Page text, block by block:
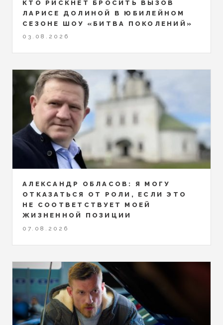
КТО РИСКНЁТ БРОСИТЬ ВЫЗОВ
ЛАРИСЕ ДОЛИНОЙ В ЮБИЛЕЙНОМ
СЕЗОНЕ ШОУ «БИТВА ПОКОЛЕНИЙ»
03.08.2026
АЛЕКСАНДР ОБЛАСОВ: Я МОГУ
ОТКАЗАТЬСЯ ОТ РОЛИ, ЕСЛИ ЭТО
НЕ СООТВЕТСТВУЕТ МОЕЙ
ЖИЗНЕННОЙ ПОЗИЦИИ
07.08.2026